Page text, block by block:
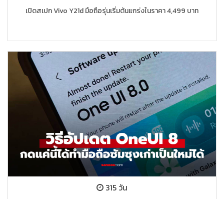
เปิดสเปก Vivo Y21d มือถือรุ่นเริ่มต้นแกร่งในราคา 4,499 บาท
315 วัน